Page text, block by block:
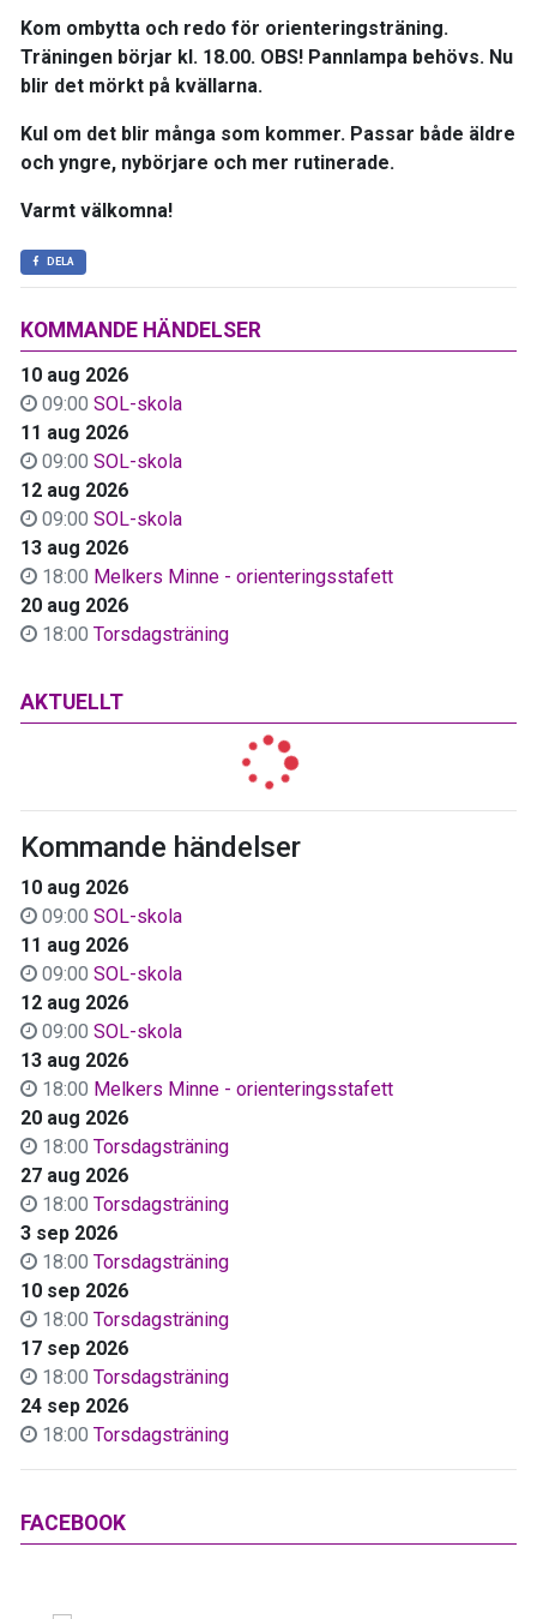
KOMMANDE HÄNDELSER
10 aug 2026
09:00 SOL-skola
11 aug 2026
09:00 SOL-skola
12 aug 2026
09:00 SOL-skola
13 aug 2026
18:00 Melkers Minne - orienteringsstafett
20 aug 2026
18:00 Torsdagsträning
AKTUELLT
Kommande händelser
10 aug 2026
09:00 SOL-skola
11 aug 2026
09:00 SOL-skola
12 aug 2026
09:00 SOL-skola
13 aug 2026
18:00 Melkers Minne - orienteringsstafett
20 aug 2026
18:00 Torsdagsträning
27 aug 2026
18:00 Torsdagsträning
3 sep 2026
18:00 Torsdagsträning
10 sep 2026
18:00 Torsdagsträning
17 sep 2026
18:00 Torsdagsträning
24 sep 2026
18:00 Torsdagsträning
Kom ombytta och redo för orienteringsträning.
Träningen börjar kl. 18.00. OBS! Pannlampa behövs. Nu
blir det mörkt på kvällarna.
Kul om det blir många som kommer. Passar både äldre
och yngre, nybörjare och mer rutinerade.
Varmt välkomna!
DELA
FACEBOOK